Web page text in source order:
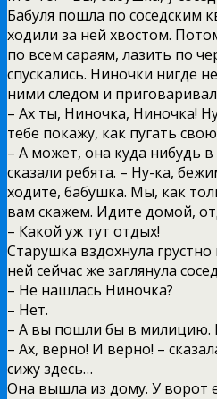
Бабуля пошла по соседским
ходили за ней хвостом.
по всем сараям, лазить по
спускались. Ниночки нигде
ними следом и
– Ах ты, Ниночка, Ниночка!
тебе покажу, как пугать
– А может, она куда нибудь
сказали ребята. – Ну-ка,
ходите, бабушка. Мы, как
вам скажем. Идите домой,
– Какой уж тут отдых!
Старушка вздохнула
ней сейчас же заглянула
– Не нашлась Ниночка?
– Нет.
– А вы пошли бы в милицию.
– Ах, верно! И верно! –
сижу здесь…
Она вышла из дому. У ворот